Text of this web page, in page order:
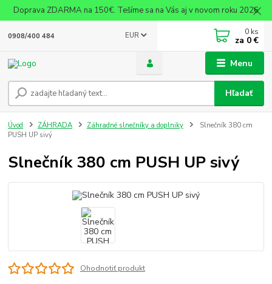
Doprava ZDARMA na 150€. Tešíme sa na Vás aj v novom roku 2026
Menu
EUR
Hľadať
0908/400 484 0 ks
za 0 €
Úvod ZÁHRADA Záhradné slnečníky a doplniky
Slnečník 380 cm
PUSH UP sivý
Slnečník 380 cm PUSH UP sivý
Ohodnotiť produkt